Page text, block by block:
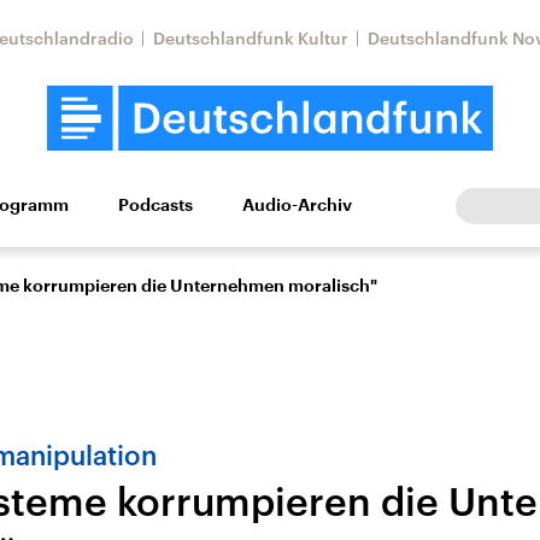
Deutschlandfunk Kultur Deutschlandfunk
Wissen Kultur Europa
Beiträge,
Nahostkonflikt
Aktuelle Lage und
Iran
Podcasts Audio-Archiv
korrumpieren die Unternehmen moralisch"
korrumpieren die